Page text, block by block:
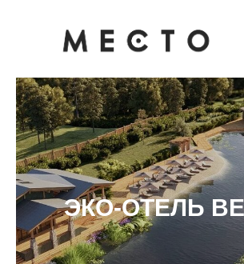
ЭКО-ОТЕЛЬ
ПРОСТРАНСТВА2
ОТЕЛИ17 БАЗЫ
ОТДЫХА13